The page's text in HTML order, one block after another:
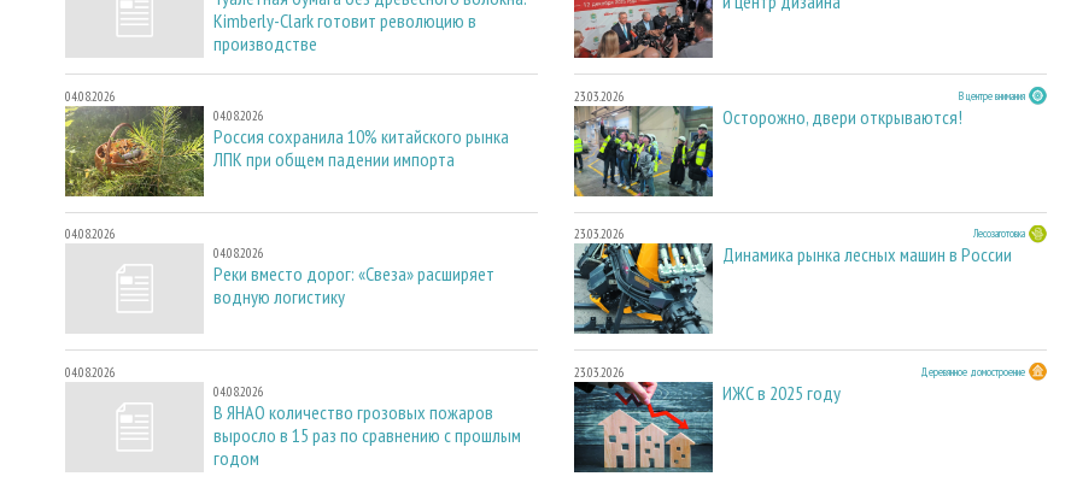
Kimberly-Clark готовит революцию в
производстве
04.08.2026
04.08.2026
Россия сохранила 10% китайского рынка
ЛПК при общем падении импорта
04.08.2026
04.08.2026
Реки вместо дорог: «Свеза» расширяет
водную логистику
04.08.2026
04.08.2026
В ЯНАО количество грозовых пожаров
выросло в 15 раз по сравнению с прошлым
годом
23.03.2026 В центре внимания
Осторожно, двери открываются!
23.03.2026 Лесозаготовка
Динамика рынка лесных машин в России
23.03.2026 Деревянное домостроение
ИЖС в 2025 году